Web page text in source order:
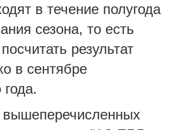
в течение полугода
сезона, то есть
результат
в сентябре
вышеперечисленных